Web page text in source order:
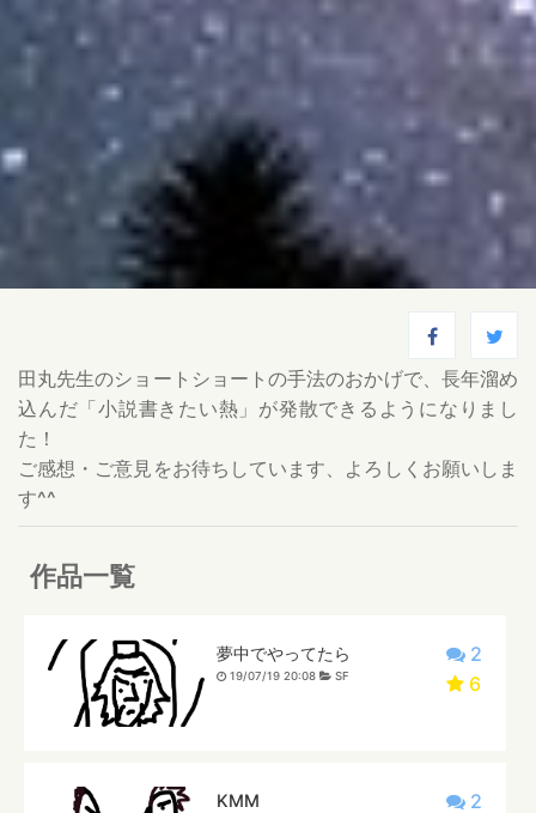
田丸先生のショートショートの手法のおかげで、長年溜め
込んだ「小説書きたい熱」が発散できるようになりまし
た！
ご感想・ご意見をお待ちしています、よろしくお願いしま
す^^
作品一覧
2
6
夢中でやってたら
19/07/19 20:08 SF
2
KMM